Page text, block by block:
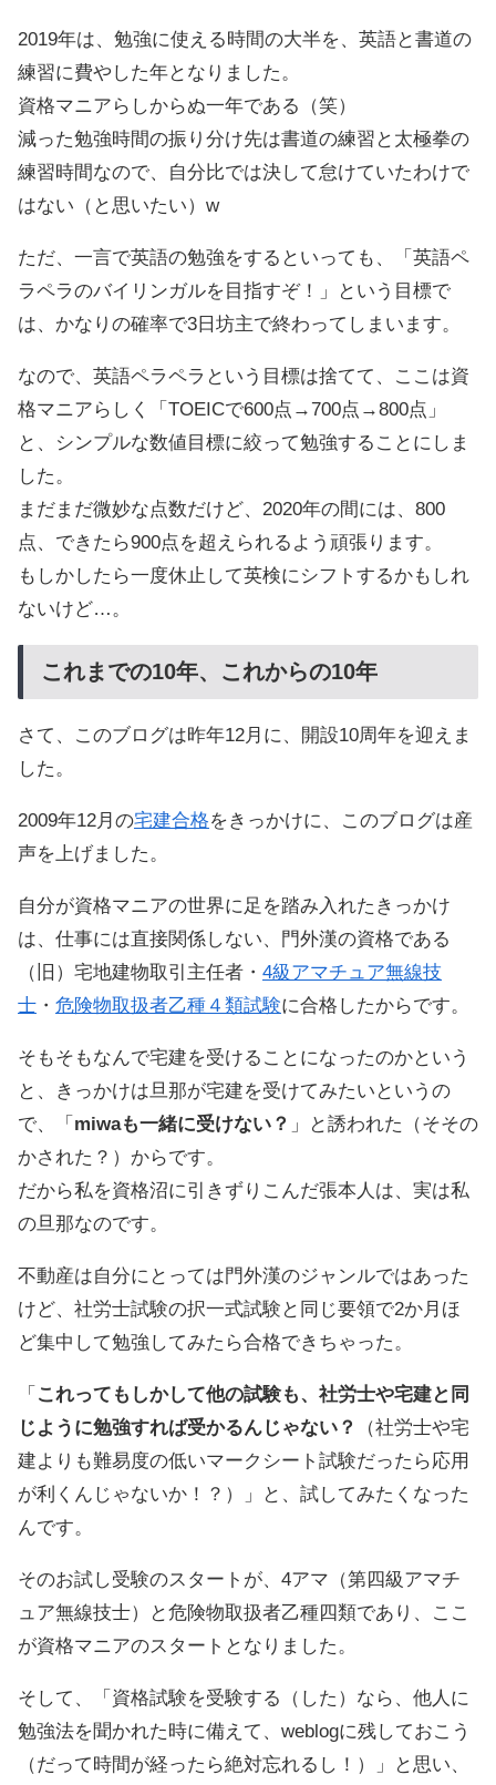
2019年は、勉強に使える時間の大半を、英語と書道の
練習に費やした年となりました。
資格マニアらしからぬ一年である（笑）
減った勉強時間の振り分け先は書道の練習と太極拳の
練習時間なので、自分比では決して怠けていたわけで
はない（と思いたい）w
ただ、一言で英語の勉強をするといっても、「英語ペ
ラペラのバイリンガルを目指すぞ！」という目標で
は、かなりの確率で3日坊主で終わってしまいます。
なので、英語ペラペラという目標は捨てて、ここは資
格マニアらしく「TOEICで600点→700点→800点」
と、シンプルな数値目標に絞って勉強することにしま
した。
まだまだ微妙な点数だけど、2020年の間には、800
点、できたら900点を超えられるよう頑張ります。
もしかしたら一度休止して英検にシフトするかもしれ
ないけど…。
これまでの10年、これからの10年
さて、このブログは昨年12月に、開設10周年を迎えま
した。
2009年12月の宅建合格をきっかけに、このブログは産
声を上げました。
自分が資格マニアの世界に足を踏み入れたきっかけ
は、仕事には直接関係しない、門外漢の資格である
（旧）宅地建物取引主任者・ 4級アマチュア無線技
士 ・ 危険物取扱者乙種４類試験に合格したからです。
そもそもなんで宅建を受けることになったのかという
と、きっかけは旦那が宅建を受けてみたいというの
で、「 miwaも一緒に受けない？ 」と誘われた（そその
かされた？）からです。
だから私を資格沼に引きずりこんだ張本人は、実は私
の旦那なのです。
不動産は自分にとっては門外漢のジャンルではあった
けど、社労士試験の択一式試験と同じ要領で2か月ほ
ど集中して勉強してみたら合格できちゃった。
「 これってもしかして他の試験も、社労士や宅建と同
じように勉強すれば受かるんじゃない？
（社労士や宅
建よりも難易度の低いマークシート試験だったら応用
が利くんじゃないか！？）」と、試してみたくなった
んです。
そのお試し受験のスタートが、4アマ（第四級アマチ
ュア無線技士）と危険物取扱者乙種四類であり、ここ
が資格マニアのスタートとなりました。
そして、「資格試験を受験する（した）なら、他人に
勉強法を聞かれた時に備えて、weblogに残しておこう
（だって時間が経ったら絶対忘れるし！）」と思い、